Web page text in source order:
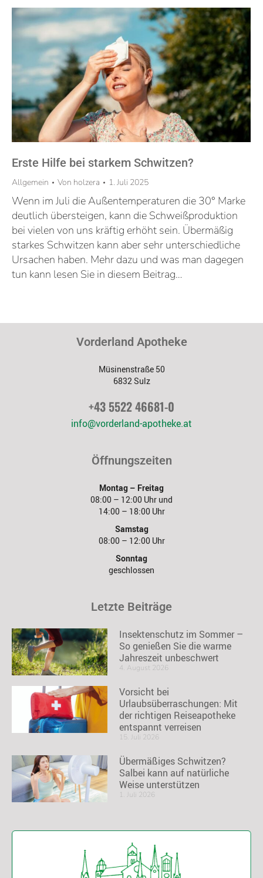
Erste Hilfe bei starkem Schwitzen?
Allgemein Von holzera 1. Juli 2025
Wenn im Juli die Außentemperaturen die 30° Marke
deutlich übersteigen, kann die Schweißproduktion
bei vielen von uns kräftig erhöht sein. Übermäßig
starkes Schwitzen kann aber sehr unterschiedliche
Ursachen haben. Mehr dazu und was man dagegen
tun kann lesen Sie in diesem Beitrag…
Vorderland Apotheke
Müsinenstraße 50
6832 Sulz
+43 5522 46681-0
info@vorderland-apotheke.at
Öffnungszeiten
Montag – Freitag
08:00 – 12:00 Uhr und
14:00 – 18:00 Uhr
Samstag
08:00 – 12:00 Uhr
Sonntag
geschlossen
Letzte Beiträge
Insektenschutz im Sommer –
So genießen Sie die warme
Jahreszeit unbeschwert
4. August 2026
Vorsicht bei
Urlaubsüberraschungen: Mit
der richtigen Reiseapotheke
entspannt verreisen
15. Juli 2026
Übermäßiges Schwitzen?
Salbei kann auf natürliche
Weise unterstützen
1. Juli 2026